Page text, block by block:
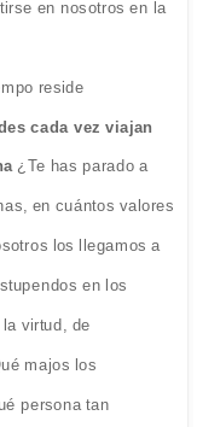
en nosotros en la
reside
cada vez viajan
¿Te has parado a
en cuántos valores
los llegamos a
en los
virtud, de
majos los
persona tan